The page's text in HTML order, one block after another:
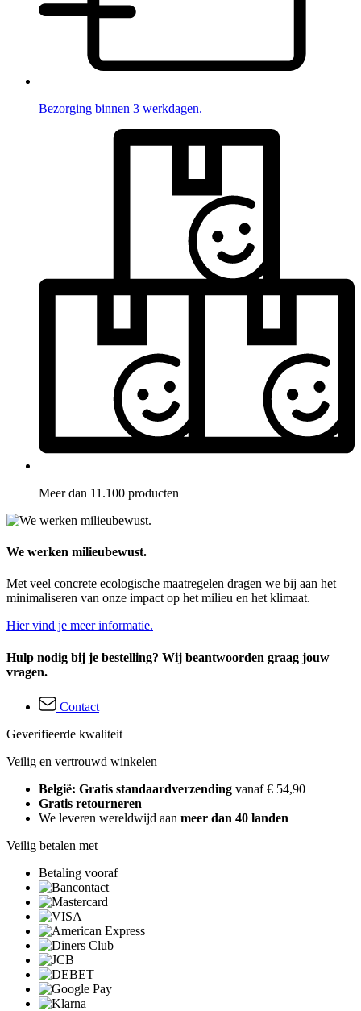
Bezorging binnen 3 werkdagen.
Meer dan 11.100 producten
We werken milieubewust.
Met veel concrete ecologische maatregelen dragen we bij aan het
minimaliseren van onze impact op het milieu en het klimaat.
Hier vind je meer informatie.
Hulp nodig bij je bestelling? Wij beantwoorden graag jouw
vragen.
Contact
Geverifieerde kwaliteit
Veilig en vertrouwd winkelen
België: Gratis standaardverzending vanaf € 54,90
Gratis retourneren
We leveren wereldwijd aan meer dan 40 landen
Veilig betalen met
Betaling vooraf